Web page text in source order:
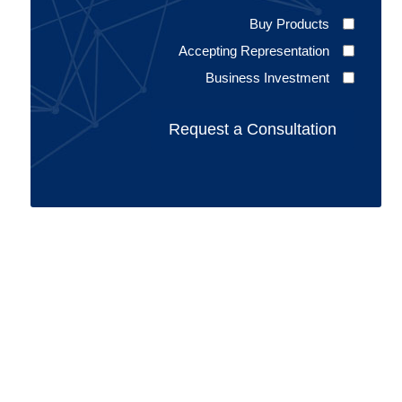
Buy Products
Accepting Representation
Business Investment